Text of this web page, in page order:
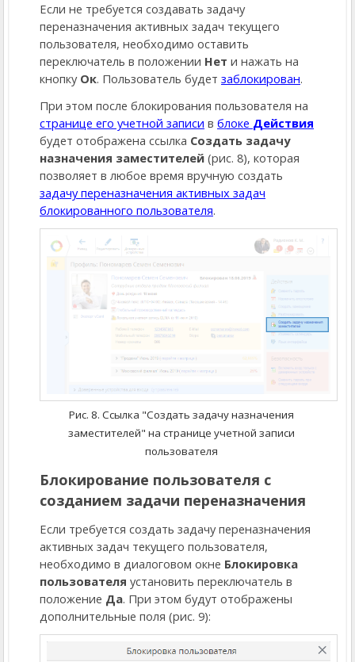
Если не требуется создавать задачу
переназначения активных задач текущего
пользователя, необходимо оставить
переключатель в положении Нет и нажать на
кнопку Ок. Пользователь будет заблокирован.
При этом после блокирования пользователя на
странице его учетной записи в блоке Действия
будет отображена ссылка Создать задачу
назначения заместителей (рис. 8), которая
позволяет в любое время вручную создать
задачу переназначения активных задач
блокированного пользователя.
Рис. 8. Ссылка "Создать задачу назначения
заместителей" на странице учетной записи
пользователя
Блокирование пользователя с
созданием задачи переназначения
Если требуется создать задачу переназначения
активных задач текущего пользователя,
необходимо в диалоговом окне Блокировка
пользователя установить переключатель в
положение Да. При этом будут отображены
дополнительные поля (рис. 9):